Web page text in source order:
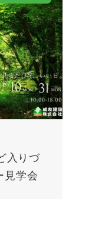
入りづ
見学会